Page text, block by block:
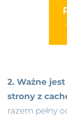
2. Ważne
strony z
razem pełny